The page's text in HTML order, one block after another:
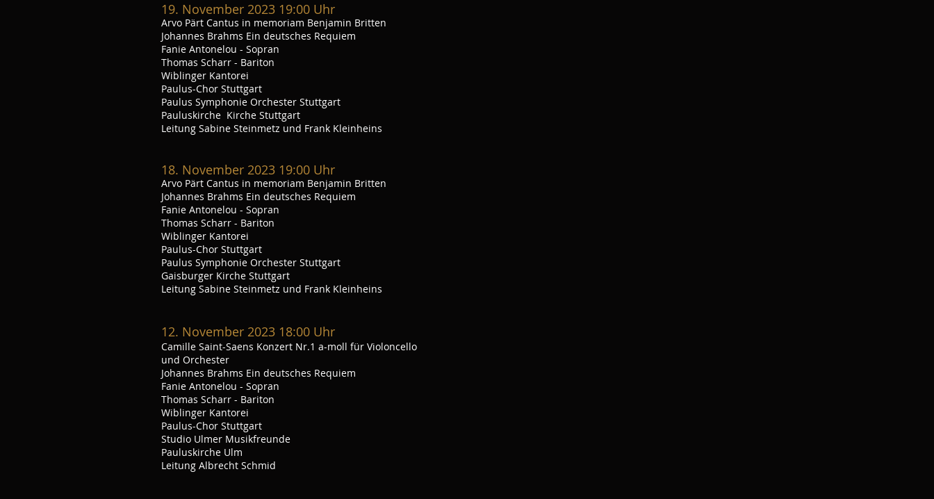
19. November 2023 19:00 Uhr
Arvo Pärt Cantus in memoriam Benjamin Britten
Johannes Brahms Ein deutsches Requiem
Fanie Antonelou - Sopran
Thomas Scharr - Bariton
Wiblinger Kantorei
Paulus-Chor Stuttgart
Paulus Symphonie Orchester Stuttgart
Pauluskirche Kirche Stuttgart
Leitung Sabine Steinmetz und Frank Kleinheins
18. November 2023 19:00 Uhr
Arvo Pärt Cantus in memoriam Benjamin Britten
Johannes Brahms Ein deutsches Requiem
Fanie Antonelou - Sopran
Thomas Scharr - Bariton
Wiblinger Kantorei
Paulus-Chor Stuttgart
Paulus Symphonie Orchester Stuttgart
Gaisburger Kirche Stuttgart
Leitung Sabine Steinmetz und Frank Kleinheins
12. November 2023 18:00 Uhr
Camille Saint-Saens Konzert Nr.1 a-moll für Violoncello
und Orchester
Johannes Brahms Ein deutsches Requiem
Fanie Antonelou - Sopran
Thomas Scharr - Bariton
Wiblinger Kantorei
Paulus-Chor Stuttgart
Studio Ulmer Musikfreunde
Pauluskirche Ulm
Leitung Albrecht Schmid